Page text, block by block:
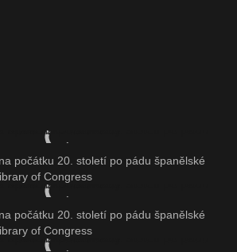
počátku 20. století po pádu španělské
of Congress
počátku 20. století po pádu španělské
of Congress